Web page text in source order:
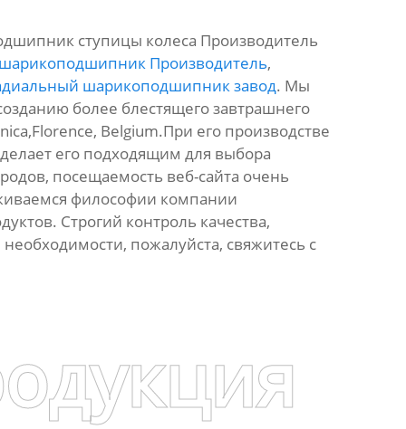
ступицы колеса Производитель
Производитель,
шарикоподшипник завод. Мы
более блестящего завтрашнего
Belgium.При его производстве
его подходящим для выбора
посещаемость веб-сайта очень
философии компании
Строгий контроль качества,
пожалуйста, свяжитесь с